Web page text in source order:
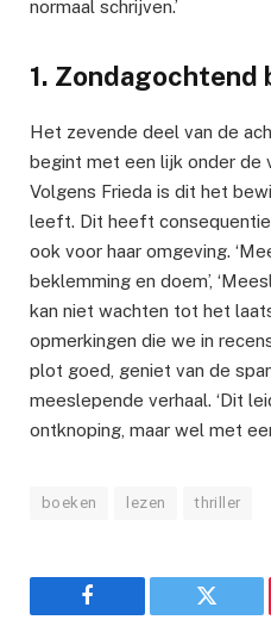
normaal schrijven.’
1. Zondagochtend
Het zevende deel van de
begint met een lijk onder de
Volgens Frieda is dit het
leeft. Dit heeft
ook voor haar omgeving.
beklemming en doem’,
kan niet wachten tot het
opmerkingen die we in
plot goed, geniet van de
meeslepende verhaal. ‘Dit
ontknoping, maar wel met
boeken lezen thriller
Facebook Twitter